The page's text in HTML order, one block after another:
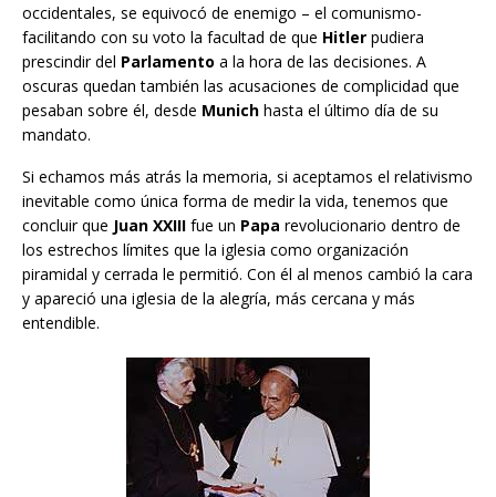
occidentales, se equivocó de enemigo – el comunismo-
facilitando con su voto la facultad de que Hitler pudiera
prescindir del Parlamento a la hora de las decisiones. A
oscuras quedan también las acusaciones de complicidad que
pesaban sobre él, desde Munich hasta el último día de su
mandato.
Si echamos más atrás la memoria, si aceptamos el relativismo
inevitable como única forma de medir la vida, tenemos que
concluir que Juan XXIII fue un Papa revolucionario dentro de
los estrechos límites que la iglesia como organización
piramidal y cerrada le permitió. Con él al menos cambió la cara
y apareció una iglesia de la alegría, más cercana y más
entendible.